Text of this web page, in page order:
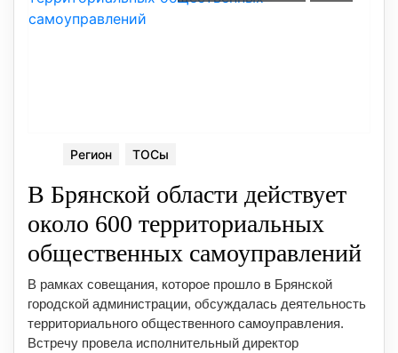
Регион ТОСы
В Брянской области действует
около 600 территориальных
общественных самоуправлений
В рамках совещания, которое прошло в Брянской
городской администрации, обсуждалась деятельность
территориального общественного самоуправления.
Встречу провела исполнительный директор